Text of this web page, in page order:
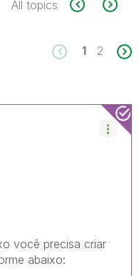
All topics
1 2
você precisa criar
abaixo: